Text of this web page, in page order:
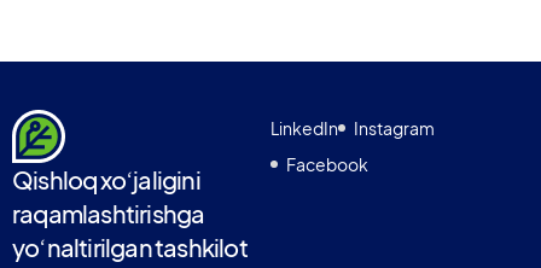
Qishloq xoʻjaligini
raqamlashtirishga
yoʻnaltirilgan tashkilot
LinkedIn
Instagram
Facebook